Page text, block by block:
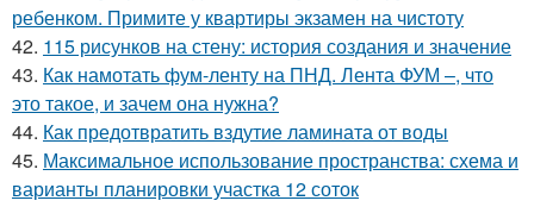
ребенком. Примите у квартиры экзамен на чистоту
42. 115 рисунков на стену: история создания и значение
43. Как намотать фум-ленту на ПНД. Лента ФУМ –, что
это такое, и зачем она нужна?
44. Как предотвратить вздутие ламината от воды
45. Максимальное использование пространства: схема и
варианты планировки участка 12 соток